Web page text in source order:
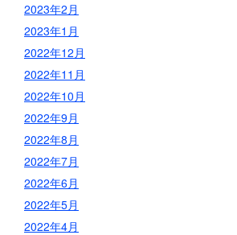
2023年2月
2023年1月
2022年12月
2022年11月
2022年10月
2022年9月
2022年8月
2022年7月
2022年6月
2022年5月
2022年4月